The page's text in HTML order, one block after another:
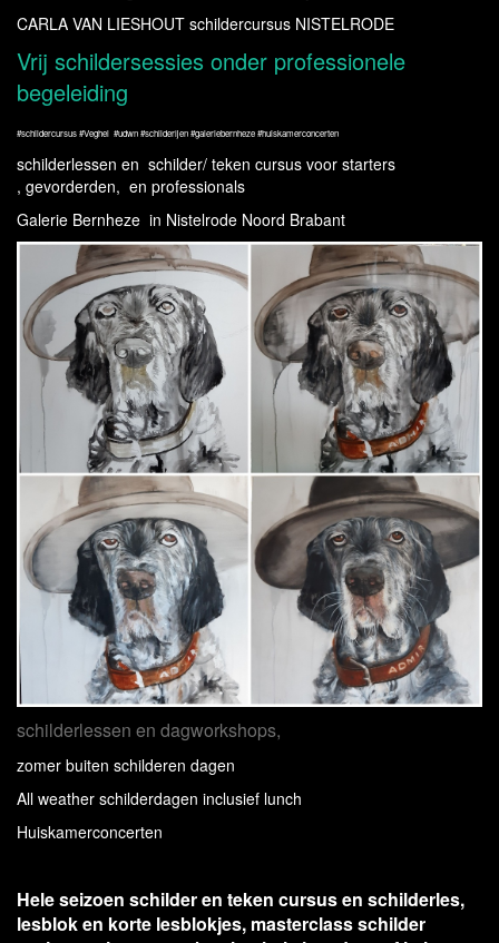
CARLA VAN LIESHOUT schildercursus NISTELRODE
Vrij schildersessies onder professionele
begeleiding
#schildercursus #Veghel #udwn #schilderijen #galeriebernheze #huiskamerconcerten
schilderlessen en schilder/ teken cursus voor starters
, gevorderden, en professionals
Galerie Bernheze in Nistelrode Noord Brabant
schilderlessen en dagworkshops,
zomer buiten schilderen dagen
All weather schilderdagen inclusief lunch
Huiskamerconcerten
Hele seizoen schilder en teken cursus en schilderles,
lesblok en korte lesblokjes, masterclass schilder